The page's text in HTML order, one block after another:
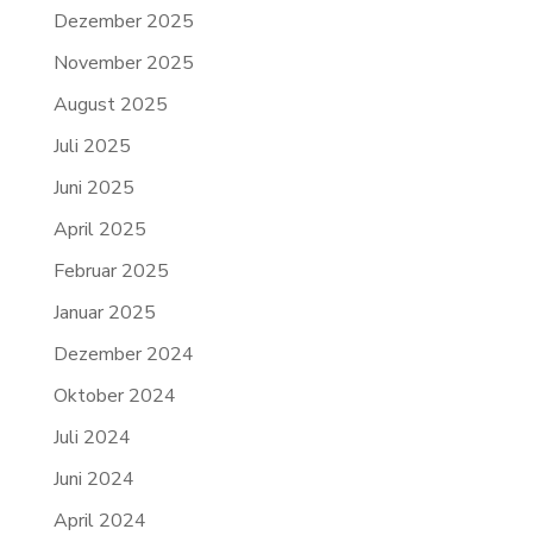
Dezember 2025
November 2025
August 2025
Juli 2025
Juni 2025
April 2025
Februar 2025
Januar 2025
Dezember 2024
Oktober 2024
Juli 2024
Juni 2024
April 2024